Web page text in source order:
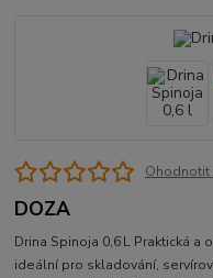
DOZA
Drina Spinoja 0,6 L Praktická
ideální pro skladování,